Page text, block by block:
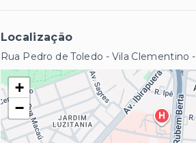
Localização
Rua Pedro de Toledo - Vila Clementino
+
−